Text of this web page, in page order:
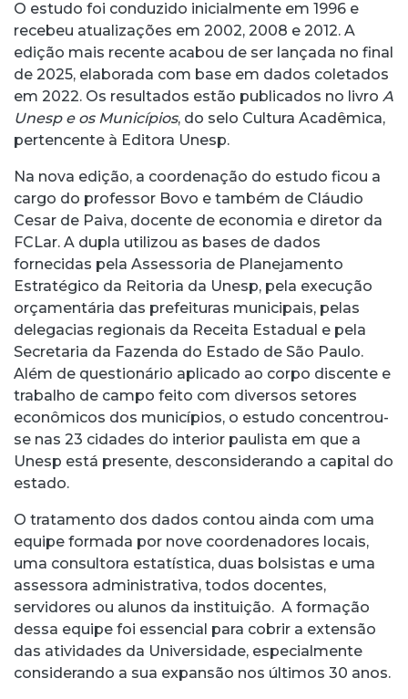
O estudo foi conduzido inicialmente em 1996 e
recebeu atualizações em 2002, 2008 e 2012. A
edição mais recente acabou de ser lançada no final
de 2025, elaborada com base em dados coletados
em 2022. Os resultados estão publicados no livro A
Unesp e os Municípios, do selo Cultura Acadêmica,
pertencente à Editora Unesp.
Na nova edição, a coordenação do estudo ficou a
cargo do professor Bovo e também de Cláudio
Cesar de Paiva, docente de economia e diretor da
FCLar. A dupla utilizou as bases de dados
fornecidas pela Assessoria de Planejamento
Estratégico da Reitoria da Unesp, pela execução
orçamentária das prefeituras municipais, pelas
delegacias regionais da Receita Estadual e pela
Secretaria da Fazenda do Estado de São Paulo.
Além de questionário aplicado ao corpo discente e
trabalho de campo feito com diversos setores
econômicos dos municípios, o estudo concentrou-
se nas 23 cidades do interior paulista em que a
Unesp está presente, desconsiderando a capital do
estado.
O tratamento dos dados contou ainda com uma
equipe formada por nove coordenadores locais,
uma consultora estatística, duas bolsistas e uma
assessora administrativa, todos docentes,
servidores ou alunos da instituição. A formação
dessa equipe foi essencial para cobrir a extensão
das atividades da Universidade, especialmente
considerando a sua expansão nos últimos 30 anos.